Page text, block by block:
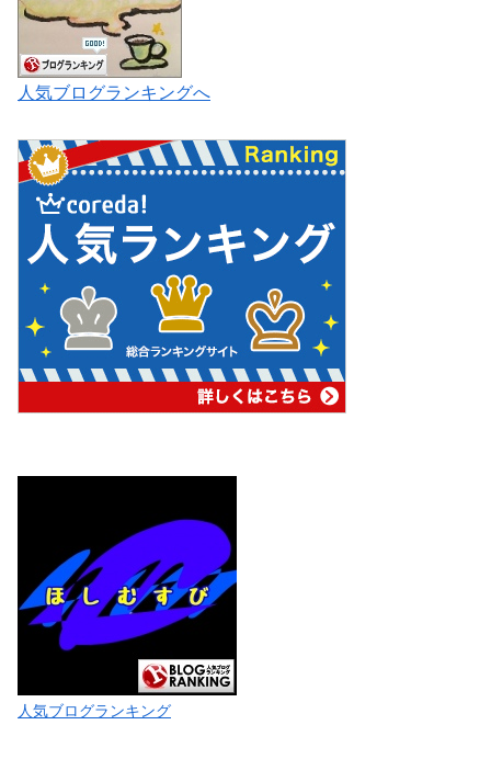
人気ブログランキングへ
人気ブログランキング